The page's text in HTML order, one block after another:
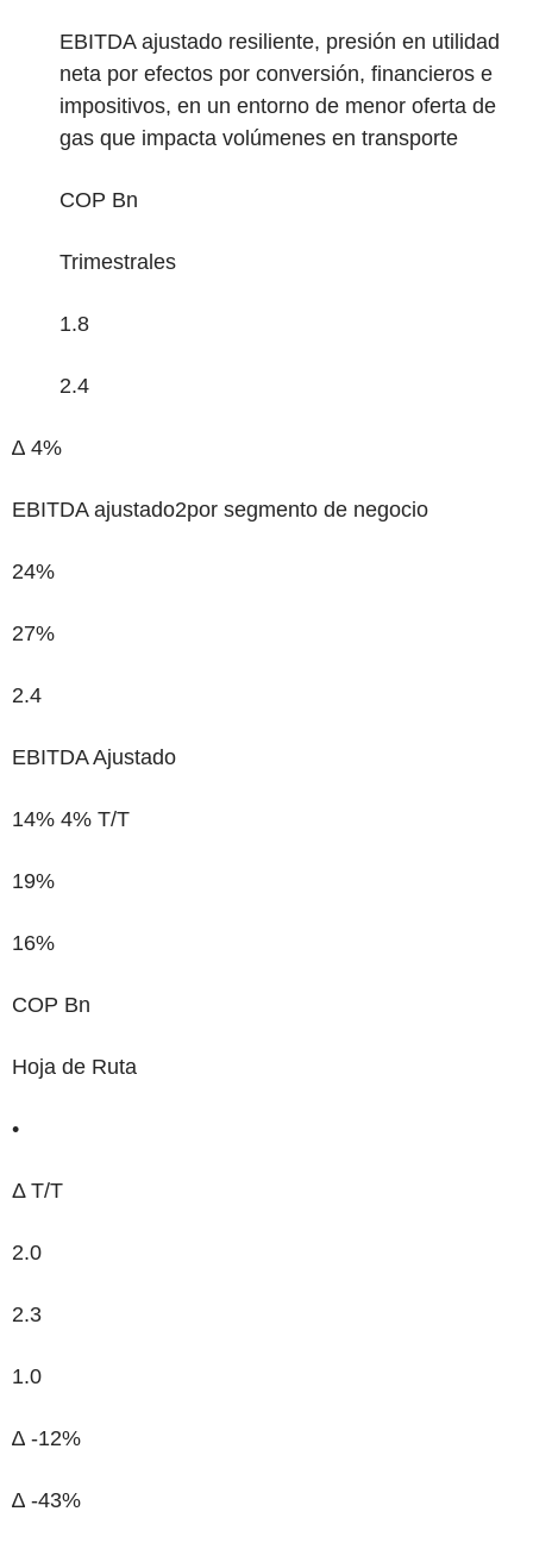
EBITDA ajustado resiliente, presión en utilidad
neta por efectos por conversión, financieros e
impositivos, en un entorno de menor oferta de
gas que impacta volúmenes en transporte
COP Bn
Trimestrales
1.8
2.4
∆ 4%
EBITDA ajustado2por segmento de negocio
24%
27%
2.4
EBITDA Ajustado
14% 4% T/T
19%
16%
COP Bn
Hoja de Ruta
•
Δ T/T
2.0
2.3
1.0
∆ -12%
∆ -43%